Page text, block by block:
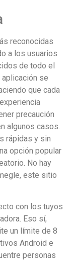
reconocidas
a los usuarios
de todo el
aplicación se
que cada
precaución
algunos casos.
rápidas y sin
opción popular
No hay
este sitio
con los tuyos
Eso sí,
un límite de 8
Android e
personas